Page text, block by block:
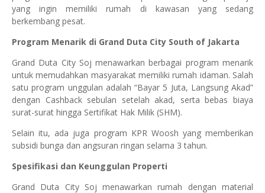
yang ingin memiliki rumah di kawasan yang sedang
berkembang pesat.
Program Menarik di Grand Duta City South of Jakarta
Grand Duta City Soj menawarkan berbagai program menarik
untuk memudahkan masyarakat memiliki rumah idaman. Salah
satu program unggulan adalah “Bayar 5 Juta, Langsung Akad”
dengan Cashback sebulan setelah akad, serta bebas biaya
surat-surat hingga Sertifikat Hak Milik (SHM).
Selain itu, ada juga program KPR Woosh yang memberikan
subsidi bunga dan angsuran ringan selama 3 tahun.
Spesifikasi dan Keunggulan Properti
Grand Duta City Soj menawarkan rumah dengan material